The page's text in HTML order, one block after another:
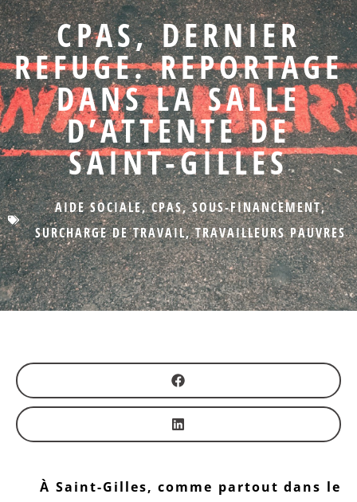
CPAS, DERNIER
REFUGE. REPORTAGE
DANS LA SALLE
D’ATTENTE DE
SAINT-GILLES
AIDE SOCIALE,CPAS,SOUS-FINANCEMENT,
SURCHARGE DE TRAVAIL,TRAVAILLEURS PAUVRES
À Saint-Gilles, comme partout dans le